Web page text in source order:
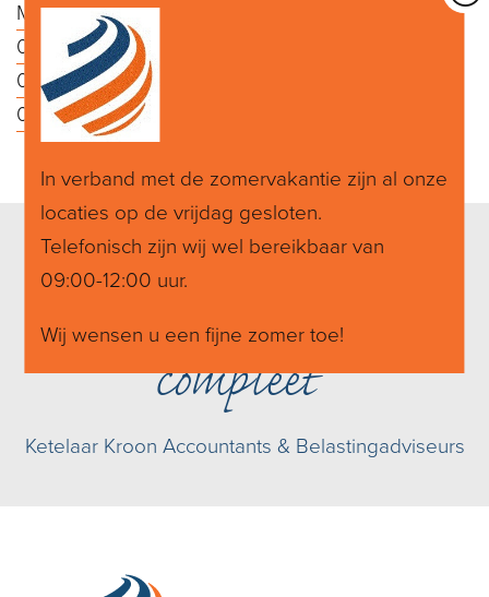
Mailof bel
050 - 313 05 47
0599 - 62 18 18
050 - 309 02 33
Betrokken,
betrouwbaar en
compleet
Ketelaar Kroon Accountants & Belastingadviseurs
In verband met de zomervakantie zijn al onze
locaties op de vrijdag gesloten.
Telefonisch zijn wij wel bereikbaar van
09:00-12:00 uur.
Wij wensen u een fijne zomer toe!